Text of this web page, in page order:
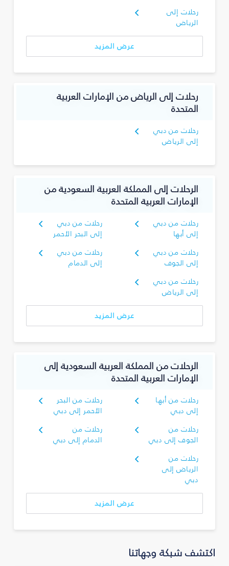
رحلات إلى
الرياض
عرض المزيد
رحلات إلى الرياض من الإمارات العربية
المتحدة
رحلات من دبي
إلى الرياض
الرحلات إلى المملكة العربية السعودية من
الإمارات العربية المتحدة
رحلات من دبي
إلى أبها
رحلات من دبي
إلى البحر الأحمر
رحلات من دبي
إلى الجوف
رحلات من دبي
إلى الدمام
رحلات من دبي
إلى الرياض
عرض المزيد
الرحلات من المملكة العربية السعودية إلى
الإمارات العربية المتحدة
رحلات من أبها
إلى دبي
رحلات من البحر
الأحمر إلى دبي
رحلات من
الجوف إلى دبي
رحلات من
الدمام إلى دبي
رحلات من
الرياض إلى
دبي
عرض المزيد
اكتشف شبكة وجهاتنا